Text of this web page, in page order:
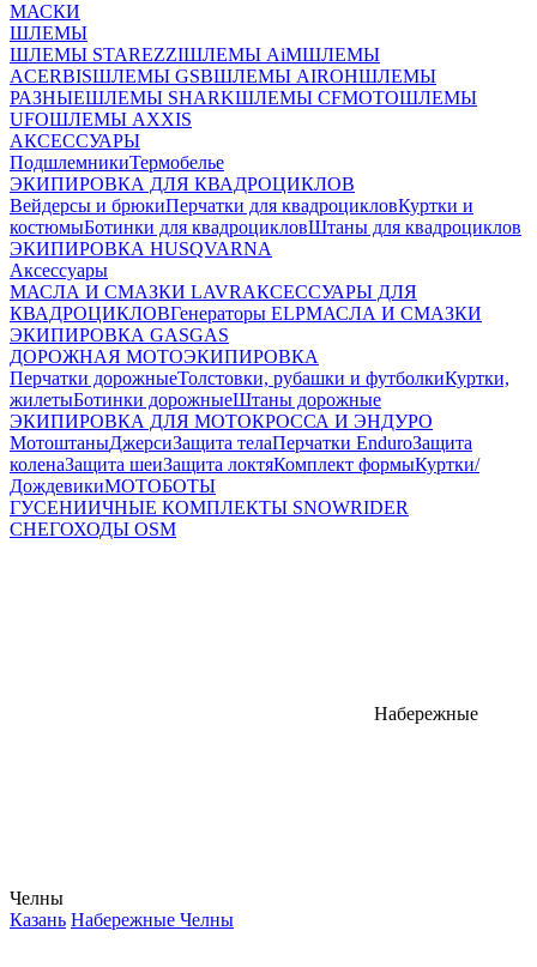
МАСКИ
ШЛЕМЫ
ШЛЕМЫ STAREZZIШЛЕМЫ AiMШЛЕМЫ
ACERBISШЛЕМЫ GSBШЛЕМЫ AIROHШЛЕМЫ
РАЗНЫЕШЛЕМЫ SHARKШЛЕМЫ CFMOTOШЛЕМЫ
UFOШЛЕМЫ AXXIS
АКСЕССУАРЫ
ПодшлемникиТермобелье
ЭКИПИРОВКА ДЛЯ КВАДРОЦИКЛОВ
Вейдерсы и брюкиПерчатки для квадроцикловКуртки и
костюмыБотинки для квадроцикловШтаны для квадроциклов
ЭКИПИРОВКА HUSQVARNA
Аксессуары
МАСЛА И СМАЗКИ LAVRАКСЕССУАРЫ ДЛЯ
КВАДРОЦИКЛОВГенераторы ELPМАСЛА И СМАЗКИ
ЭКИПИРОВКА GASGAS
ДОРОЖНАЯ МОТОЭКИПИРОВКА
Перчатки дорожныеТолстовки, рубашки и футболкиКуртки,
жилетыБотинки дорожныеШтаны дорожные
ЭКИПИРОВКА ДЛЯ МОТОКРОССА И ЭНДУРО
МотоштаныДжерсиЗащита телаПерчатки EnduroЗащита
коленаЗащита шеиЗащита локтяКомплект формыКуртки/
ДождевикиМОТОБОТЫ
ГУСЕНИИЧНЫЕ КОМПЛЕКТЫ SNOWRIDER
СНЕГОХОДЫ OSM
Набережные
Челны
Казань Набережные Челны